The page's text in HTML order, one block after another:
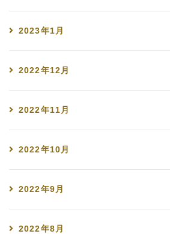
2023年1月
2022年12月
2022年11月
2022年10月
2022年9月
2022年8月